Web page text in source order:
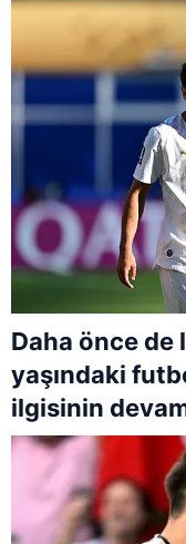
Daha önce de
yaşındaki
ilgisinin